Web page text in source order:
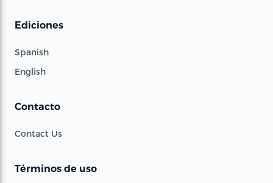
Ediciones
Spanish
English
Contacto
Contact Us
Términos de uso